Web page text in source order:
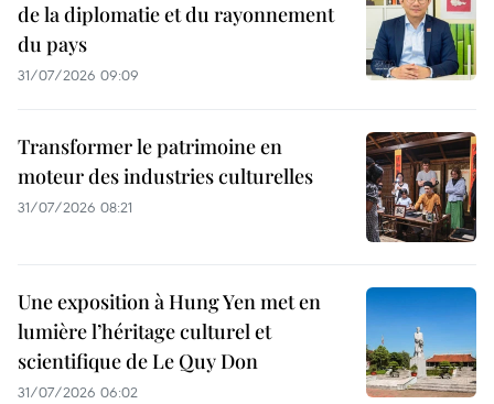
de la diplomatie et du rayonnement
du pays
31/07/2026 09:09
Transformer le patrimoine en
moteur des industries culturelles
31/07/2026 08:21
Une exposition à Hung Yen met en
lumière l’héritage culturel et
scientifique de Le Quy Don
31/07/2026 06:02